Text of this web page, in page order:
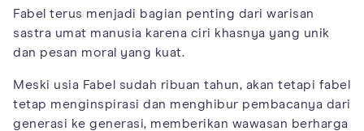
Fabel terus menjadi bagian penting dari warisan
sastra umat manusia karena ciri khasnya yang unik
dan pesan moral yang kuat.
Meski usia Fabel sudah ribuan tahun, akan tetapi fabel
tetap menginspirasi dan menghibur pembacanya dari
generasi ke generasi, memberikan wawasan berharga